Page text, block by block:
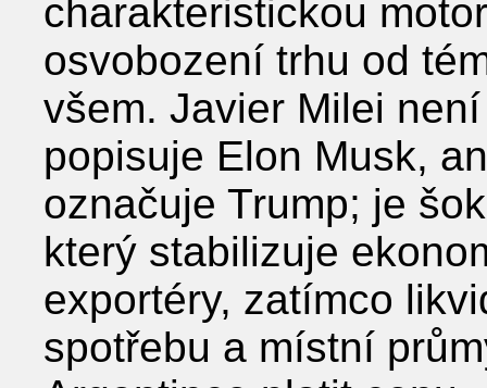
charakteristickou
osvobození trhu od
všem. Javier Milei
popisuje Elon Musk,
označuje Trump; je
který stabilizuje
exportéry, zatímco
spotřebu a místní